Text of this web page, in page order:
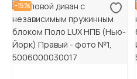
-15%